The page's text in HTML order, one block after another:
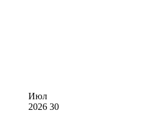
Июл
2026 30